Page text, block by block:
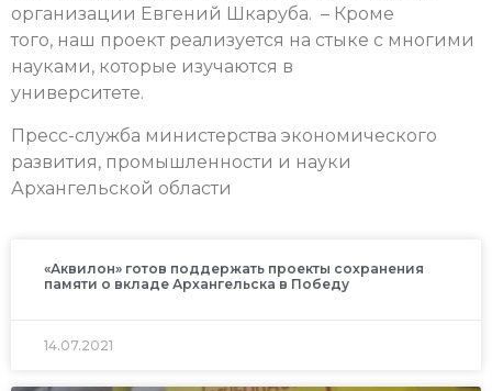
организации Евгений Шкаруба. – Кроме
того, наш проект реализуется на стыке с многими
науками, которые изучаются в
университете.
Пресс-служба министерства экономического
развития, промышленности и науки
Архангельской области
«Аквилон» готов поддержать проекты сохранения
памяти о вкладе Архангельска в Победу
14.07.2021